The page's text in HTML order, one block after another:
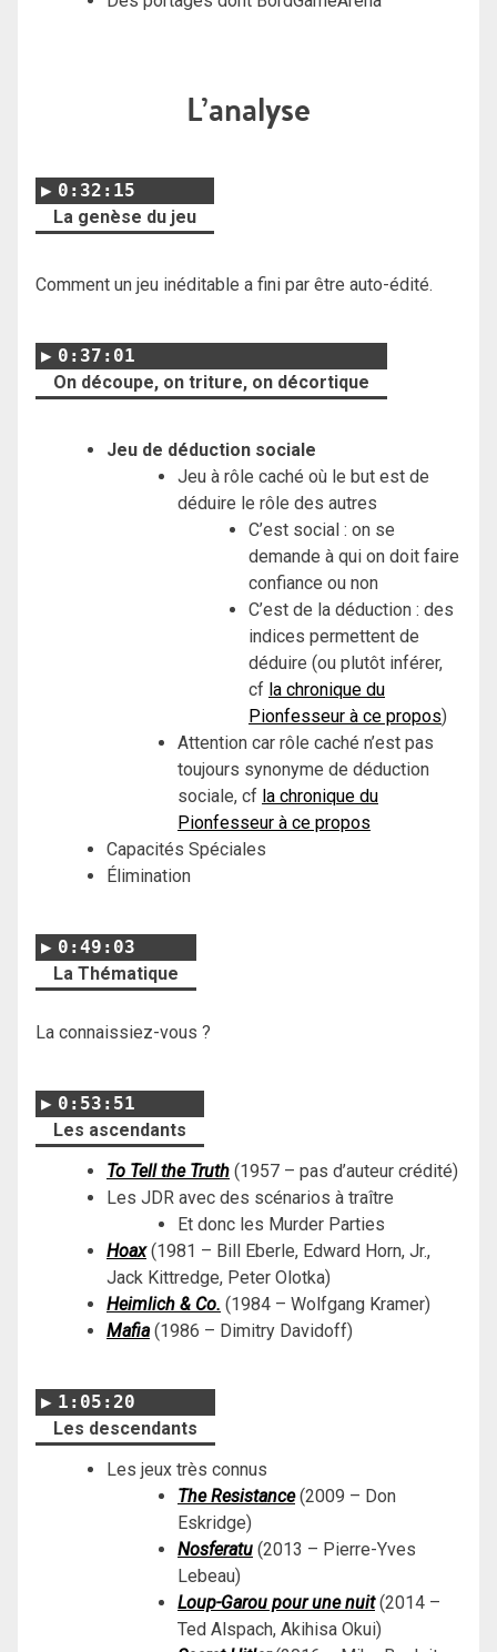
L’analyse
0:32:15
La genèse du jeu
Comment un jeu inéditable a fini par être auto-édité.
0:37:01
On découpe, on triture, on décortique
Jeu de déduction sociale
Jeu à rôle caché où le but est de
déduire le rôle des autres
C’est social : on se
demande à qui on doit faire
confiance ou non
C’est de la déduction : des
indices permettent de
déduire (ou plutôt inférer,
cf la chronique du
Pionfesseur à ce propos)
Attention car rôle caché n’est pas
toujours synonyme de déduction
sociale, cf la chronique du
Pionfesseur à ce propos
Capacités Spéciales
Élimination
0:49:03
La Thématique
La connaissiez-vous ?
0:53:51
Les ascendants
To Tell the Truth (1957 – pas d’auteur crédité)
Les JDR avec des scénarios à traître
Et donc les Murder Parties
Hoax(1981 – Bill Eberle, Edward Horn, Jr.,
Jack Kittredge, Peter Olotka)
Heimlich & Co. (1984 – Wolfgang Kramer)
Mafia(1986 – Dimitry Davidoff)
1:05:20
Les descendants
Les jeux très connus
The Resistance(2009 – Don
Eskridge)
Nosferatu (2013 – Pierre-Yves
Lebeau)
Loup-Garou pour une nuit(2014 –
Ted Alspach, Akihisa Okui)